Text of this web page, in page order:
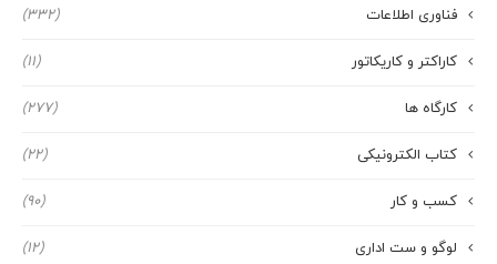
فناوری اطلاعات (332)
کاراکتر و کاریکاتور (11)
کارگاه ها (277)
کتاب الکترونیکی (22)
کسب و کار (90)
لوگو و ست اداری (12)